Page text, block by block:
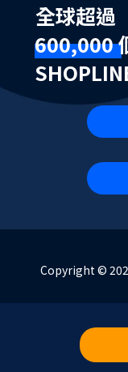
全球超過
600,000
Copyright ©